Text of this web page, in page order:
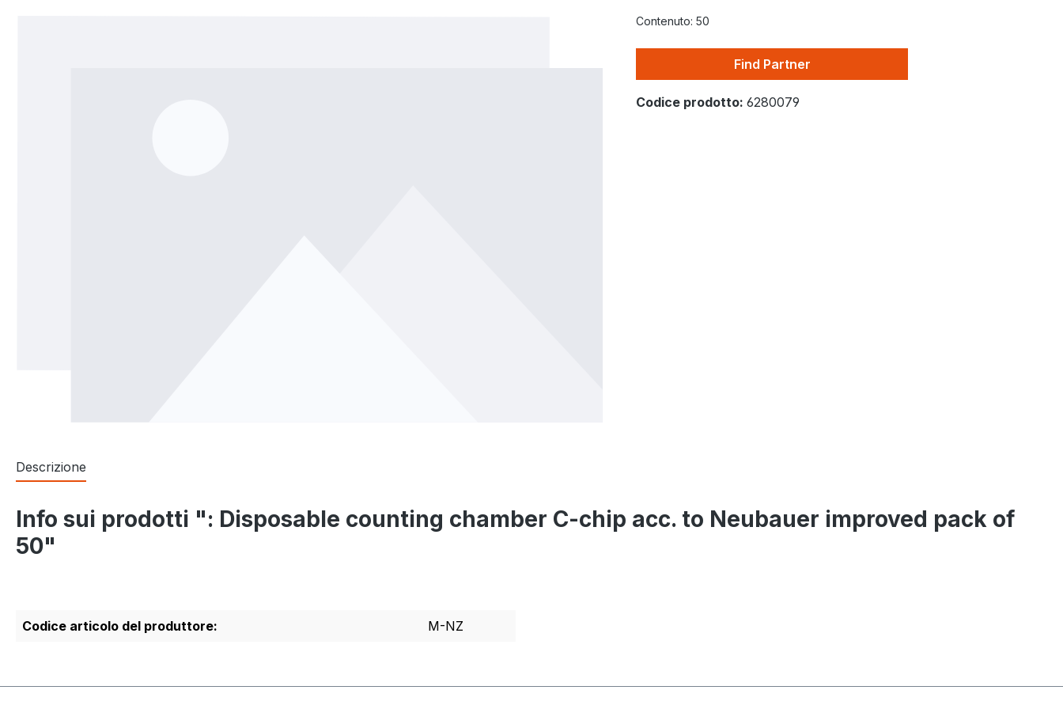
Contenuto: 50
Find Partner
Codice prodotto: 6280079
Descrizione
Info sui prodotti ": Disposable counting chamber C-chip acc. to Neubauer improved pack of
50"
Codice articolo del produttore: M-NZ